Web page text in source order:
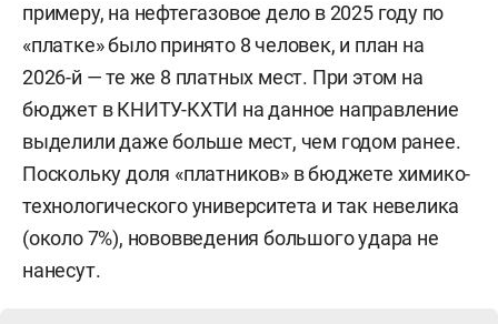
— конфликтология,
— экономика,
— менеджмент,
— управление персоналом,
— государственное и муниципальное
управление,
примеру, на нефтегазовое дело в 2025 году по
«платке» было принято 8 человек, и план на
2026-й — те же 8 платных мест. При этом на
бюджет в КНИТУ-КХТИ на данное направление
выделили даже больше мест, чем годом ранее.
Поскольку доля «платников» в бюджете химико-
технологического университета и так невелика
(около 7%), нововведения большого удара не
нанесут.